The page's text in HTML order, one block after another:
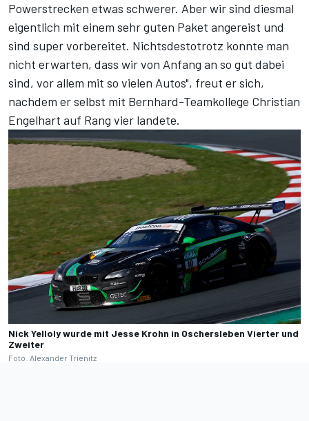
Powerstrecken etwas schwerer. Aber wir sind diesmal
eigentlich mit einem sehr guten Paket angereist und
sind super vorbereitet. Nichtsdestotrotz konnte man
nicht erwarten, dass wir von Anfang an so gut dabei
sind, vor allem mit so vielen Autos", freut er sich,
nachdem er selbst mit Bernhard-Teamkollege Christian
Engelhart auf Rang vier landete.
Nick Yelloly wurde mit Jesse Krohn in Oschersleben Vierter und
Zweiter
Foto: Alexander Trienitz